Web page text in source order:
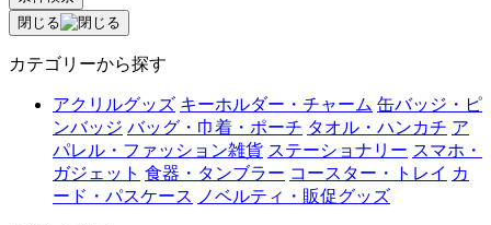
閉じる
カテゴリーから探す
アクリルグッズ キーホルダー・チャーム 缶バッジ・ピ
ンバッジ バッグ・巾着・ポーチ タオル・ハンカチ ア
パレル・ファッション雑貨 ステーショナリー スマホ・
ガジェット 食器・タンブラー コースター・トレイ カ
ード・パスケース ノベルティ・販促グッズ